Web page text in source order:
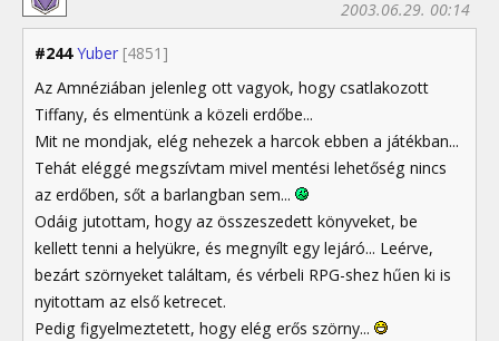
#244 Yuber [4851]
2003.06.29. 00:14
Az Amnéziában jelenleg ott vagyok, hogy csatlakozott
Tiffany, és elmentünk a közeli erdőbe...
Mit ne mondjak, elég nehezek a harcok ebben a játékban...
Tehát eléggé megszívtam mivel mentési lehetőség nincs
az erdőben, sőt a barlangban sem...
Odáig jutottam, hogy az összeszedett könyveket, be
kellett tenni a helyükre, és megnyílt egy lejáró... Leérve,
bezárt szörnyeket találtam, és vérbeli RPG-shez hűen ki is
nyitottam az első ketrecet.
Pedig figyelmeztetett, hogy elég erős szörny...